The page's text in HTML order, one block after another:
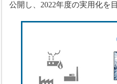
公開し、2022年度の実用化を